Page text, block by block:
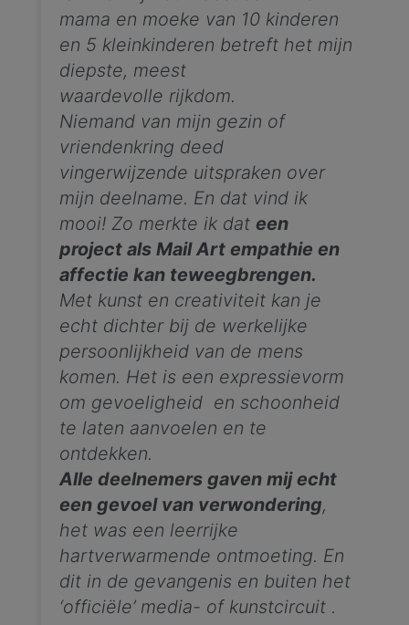
mama en moeke van 10 kinderen
en 5 kleinkinderen betreft het mijn
diepste, meest
waardevolle rijkdom.
Niemand van mijn gezin of
vriendenkring deed
vingerwijzende uitspraken over
mijn deelname. En dat vind ik
mooi! Zo merkte ik dat een
project als Mail Art empathie en
affectie kan teweegbrengen.
Met kunst en creativiteit kan je
echt dichter bij de werkelijke
persoonlijkheid van de mens
komen. Het is een expressievorm
om gevoeligheid en schoonheid
te laten aanvoelen en te
ontdekken.
Alle deelnemers gaven mij echt
een gevoel van verwondering,
het was een leerrijke
hartverwarmende ontmoeting. En
dit in de gevangenis en buiten het
‘officiële’ media- of kunstcircuit .